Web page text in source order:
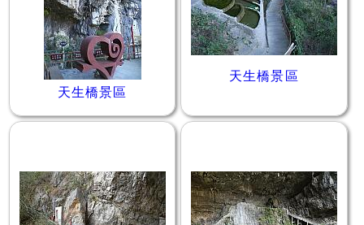
天生橋景區
天生橋景區